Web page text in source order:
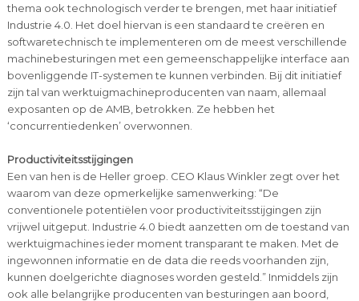
thema ook technologisch verder te brengen, met haar initiatief
Industrie 4.0. Het doel hiervan is een standaard te creëren en
softwaretechnisch te implementeren om de meest verschillende
machinebesturingen met een gemeenschappelijke interface aan
bovenliggende IT-systemen te kunnen verbinden. Bij dit initiatief
zijn tal van werktuigmachineproducenten van naam, allemaal
exposanten op de AMB, betrokken. Ze hebben het
‘concurrentiedenken’ overwonnen.
Productiviteitsstijgingen
Een van hen is de Heller groep. CEO Klaus Winkler zegt over het
waarom van deze opmerkelijke samenwerking: “De
conventionele potentiëlen voor productiviteitsstijgingen zijn
vrijwel uitgeput. Industrie 4.0 biedt aanzetten om de toestand van
werktuigmachines ieder moment transparant te maken. Met de
ingewonnen informatie en de data die reeds voorhanden zijn,
kunnen doelgerichte diagnoses worden gesteld.” Inmiddels zijn
ook alle belangrijke producenten van besturingen aan boord,